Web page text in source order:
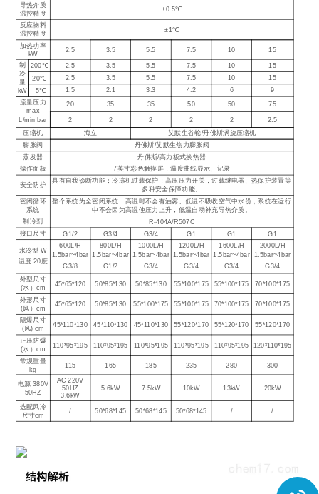
导热介质
温控精度
±0.5℃
反应物料
温控精度
±1℃
加热功率
kW
2.5 3.5 5.5 7.5 10 15
制
冷
量
kW
200℃ 2.5 3.5 5.5 7.5 10 15
20℃ 2.5 3.5 5.5 7.5 10
15
-5℃
1.5 2.1 3.3 4.2 6 9
流量压力
max
L/min bar
20 35 35 50 50 75
2 2 2 2 2
2.5
压缩机
海立
艾默生谷轮/丹佛斯涡旋压缩机
膨胀阀
丹佛斯/艾默生热力膨胀阀
蒸发器 丹佛斯/高力板式换热器
操作面板 7英寸彩色触摸屏，温度曲线显示、记录
安全防护
具有自我诊断功能；冷冻机过载保护；高压压力开关，过载继电器、热保护装置等
多种安全保障功能。
密闭循环
系统
整个系统为全密闭系统，高温时不会有油雾、低温不吸收空气中水份，系统在运行
中不会因为高温使压力上升，低温自动补充导热介质。
制冷剂
R-404A/R507C
接口尺寸
G1/2 G3/4 G3/4 G1 G1 G1
水冷型 W
温度 20度
600L/H
1.5bar~4bar
G3/8
800L/H
1.5bar~4bar
G1/2
1000L/H
1.5bar~4bar
G3/4
1200L/H
1.5bar~4bar
G3/4
1600L/H
1.5bar~4bar
G3/4
2000L/H
1.5bar~4bar
G3/4
外型尺寸
(水）cm
45*65*120 50*85*130 50*85*130 55*100*175 55*100*175 70*100*175
外形尺寸
(风）cm 45*65*120 50*85*130 55*100*175 55*100*175 70*100*175 70*100*175
隔爆尺寸
(风) cm
45*110*130 45*110*130 45*110*130 55*120*170 55*120*170 55*120*170
正压防爆
(水）cm 110*95*195 110*95*195 110*95*195 110*95*195 110*95*195 120*110*195
常规重量
kg
115 165 185 235 280 300
电源 380V
50HZ
AC 220V
50HZ
3.6kW
5.6kW 7.5kW 10kW 13kW 20kW
选配风冷
尺寸cm
/ 50*68*145 50*68*145 50*68*145 / /